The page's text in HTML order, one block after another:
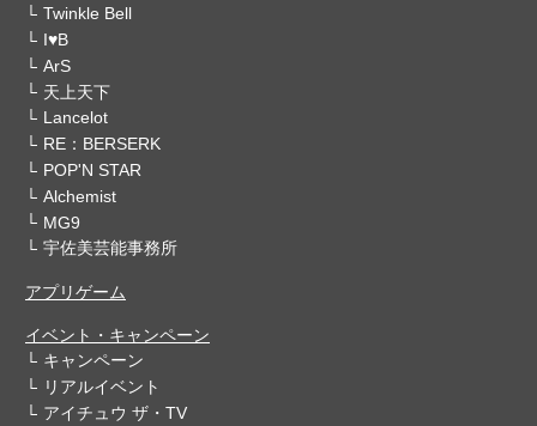
Twinkle Bell
I♥B
ArS
天上天下
Lancelot
RE：BERSERK
POP'N STAR
Alchemist
MG9
宇佐美芸能事務所
アプリゲーム
イベント・キャンペーン
キャンペーン
リアルイベント
アイチュウ ザ・TV